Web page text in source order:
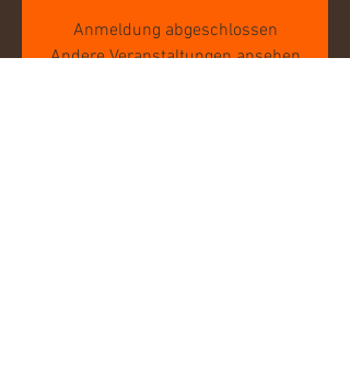
Anmeldung abgeschlossen
Andere Veranstaltungen ansehen